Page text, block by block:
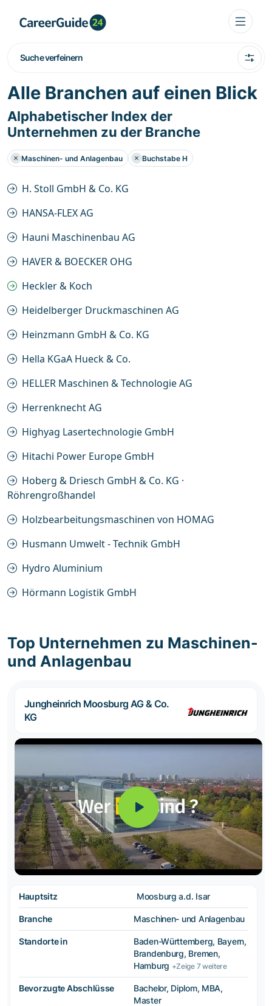
Suche verfeinern
Alle Branchen auf einen Blick
Alphabetischer Index der
Unternehmen zu der Branche
Maschinen- und Anlagenbau Buchstabe H
H. Stoll GmbH & Co. KG
HANSA-FLEX AG
Hauni Maschinenbau AG
HAVER & BOECKER OHG
Heckler & Koch
Heidelberger Druckmaschinen AG
Heinzmann GmbH & Co. KG
Hella KGaA Hueck & Co.
HELLER Maschinen & Technologie AG
Herrenknecht AG
Highyag Lasertechnologie GmbH
Hitachi Power Europe GmbH
Hoberg & Driesch GmbH & Co. KG ·
Röhrengroßhandel
Holzbearbeitungsmaschinen von HOMAG
Husmann Umwelt - Technik GmbH
Hydro Aluminium
Hörmann Logistik GmbH
Top Unternehmen zu Maschinen-
und Anlagenbau
Jungheinrich Moosburg AG & Co.
KG
Hauptsitz Moosburg a.d. Isar
Branche Maschinen- und Anlagenbau
Standorte in
Baden-Württemberg, Bayern,
Brandenburg, Bremen,
Hamburg +Zeige 7 weitere
Bevorzugte Abschlüsse
Bachelor, Diplom, MBA,
Master